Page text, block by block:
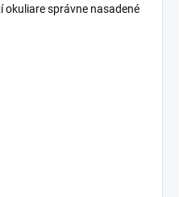
správne nasadené